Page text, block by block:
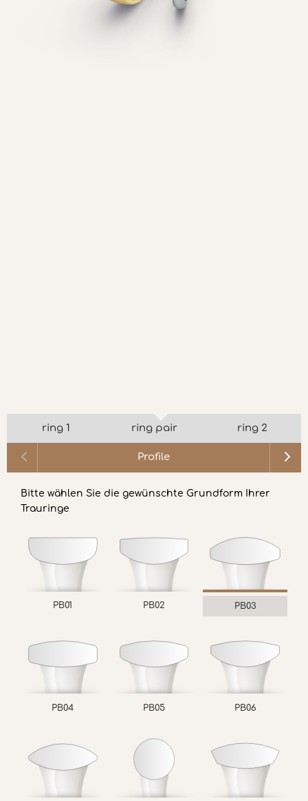
ring 1 ring pair ring 2
Profile
Bitte wählen Sie die gewünschte Grundform Ihrer
Trauringe
PB01 PB02 PB03
PB04 PB05 PB06